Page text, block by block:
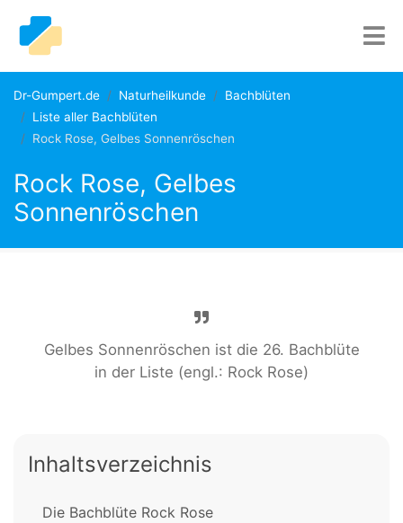
Dr-Gumpert.de Naturheilkunde
Bachblüten
Liste aller Bachblüten
Rock Rose, Gelbes Sonnenröschen
Rock Rose, Gelbes
Sonnenröschen
Gelbes Sonnenröschen ist die 26. Bachblüte
in der Liste (engl.: Rock Rose)
Inhaltsverzeichnis
Die Bachblüte Rock Rose